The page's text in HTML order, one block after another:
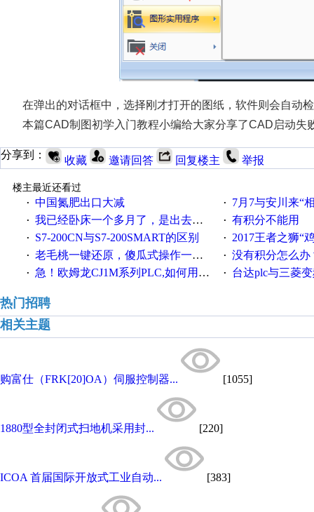
在弹出的对话框中，选择刚才打开的图纸，软件则会自动
本篇CAD制图初学入门教程小编给大家分享了CAD启动失
分享到： 收藏 邀请回答 回复楼主 举报
楼主最近还看过
· 中国氮肥出口大减 · 7月7与安川来“
· 我已经卧床一个多月了，是出去安装机械手在高速遭遇车祸所致:大家工作都要特别注意啊 · 有积分不能用
· S7-200CN与S7-200SMART的区别 · 2017王者之狮“鸡”情签到
· 老毛桃一键还原，傻瓜式操作一键轻松备份还原；程序为向导式安装，一键即可实现自动备份或还原系统。 · 没有积分怎么办
· 急！欧姆龙CJ1M系列PLC,如何用时间控制变频器。要求时间在组态王中可以自由输入！拜托各位大神了！ · 台达plc与三菱
热门招聘
相关主题
购富仕（FRK[20]OA）伺服控制器... [1055]
1880型全封闭式扫地机采用封... [220]
ICOA 首届国际开放式工业自动... [383]